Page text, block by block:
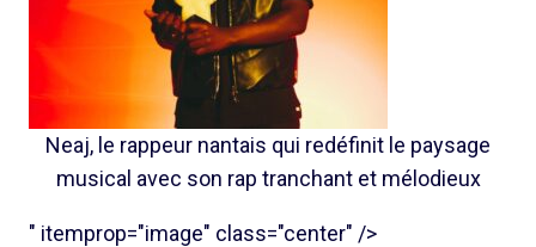
Neaj, le rappeur nantais qui redéfinit le paysage
musical avec son rap tranchant et mélodieux
" itemprop="image" class="center" />